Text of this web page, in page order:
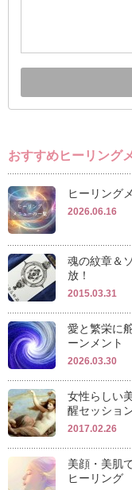
おすすめヒーリング
ヒーリング
2026.06.16
魂の紋章＆
放！
2015.03.31
愛と繁栄に
ーンメント
2026.03.30
女性らしい
醒セッショ
2017.02.26
美顔・美肌
ヒーリング